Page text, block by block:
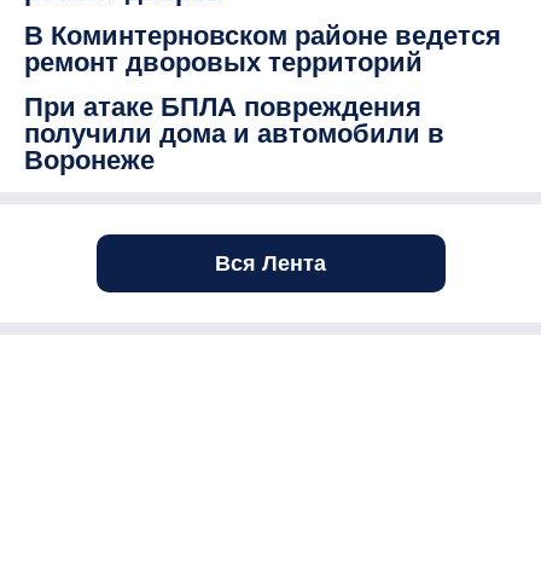
В Коминтерновском районе ведется
ремонт дворовых территорий
При атаке БПЛА повреждения
получили дома и автомобили в
Воронеже
Вся Лента